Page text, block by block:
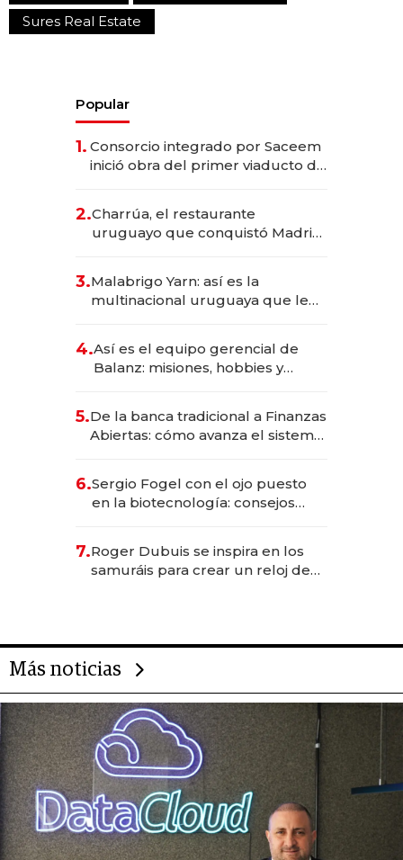
Sures Real Estate
Popular
1. Consorcio integrado por Saceem
inició obra del primer viaducto de
millones
2.Charrúa, el restaurante
uruguayo que conquistó Madrid:
anticipación y prepara apertura
3.Malabrigo Yarn: así es la
multinacional uruguaya que le
4.Así es el equipo gerencial de
Balanz: misiones, hobbies y
5.De la banca tradicional a Finanzas
Abiertas: cómo avanza el sistema
6.Sergio Fogel con el ojo puesto
en la biotecnología: consejos
rol de la IA
7.Roger Dubuis se inspira en los
samuráis para crear un reloj de
Más noticias